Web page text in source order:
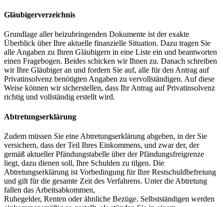
Gläubigerverzeichnis
Grundlage aller beizubringenden Dokumente ist der exakte
Überblick über Ihre aktuelle finanzielle Situation. Dazu tragen Sie
alle Angaben zu Ihren Gläubigern in eine Liste ein und beantworten
einen Fragebogen. Beides schicken wir Ihnen zu. Danach schreiben
wir Ihre Gläubiger an und fordern Sie auf, alle für den Antrag auf
Privatinsolvenz benötigten Angaben zu vervollständigen. Auf diese
Weise können wir sicherstellen, dass Ihr Antrag auf Privatinsolvenz
richtig und vollständig erstellt wird.
Abtretungserklärung
Zudem müssen Sie eine Abtretungserklärung abgeben, in der Sie
versichern, dass der Teil Ihres Einkommens, und zwar der, der
gemäß aktueller Pfändungstabelle über der Pfändungsfreigrenze
liegt, dazu dienen soll, Ihre Schulden zu tilgen. Die
Abtretungserklärung ist Vorbedingung für Ihre Restschuldbefreiung
und gilt für die gesamte Zeit des Verfahrens. Unter die Abtretung
fallen das Arbeitsabkommen,
Ruhegelder, Renten oder ähnliche Bezüge. Selbstständigen werden